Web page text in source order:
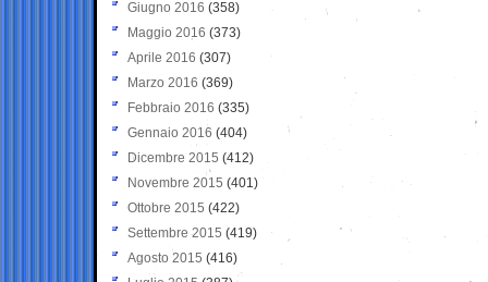
Giugno 2016 (358)
Maggio 2016 (373)
Aprile 2016 (307)
Marzo 2016 (369)
Febbraio 2016 (335)
Gennaio 2016 (404)
Dicembre 2015 (412)
Novembre 2015 (401)
Ottobre 2015 (422)
Settembre 2015 (419)
Agosto 2015 (416)